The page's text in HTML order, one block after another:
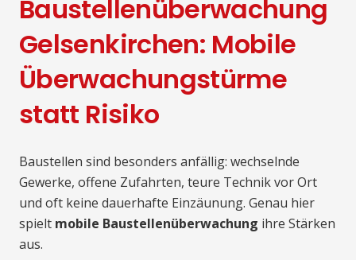
Baustellenüberwachung
Gelsenkirchen: Mobile
Überwachungstürme
statt Risiko
Baustellen sind besonders anfällig: wechselnde
Gewerke, offene Zufahrten, teure Technik vor Ort
und oft keine dauerhafte Einzäunung. Genau hier
spielt mobile Baustellenüberwachung ihre Stärken
aus.